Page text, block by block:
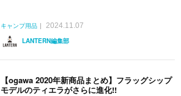
キャンプ用品
2024.11.07
LANTERN編集部
【ogawa 2020年新商品まとめ】フラッグシップ
モデルのティエラがさらに進化!!